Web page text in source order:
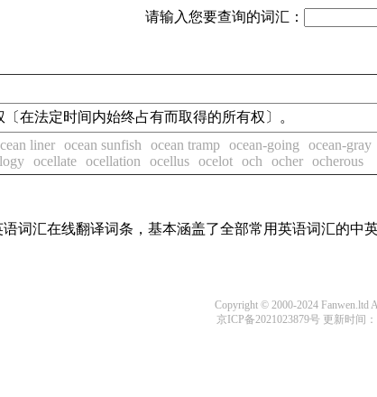
请输入您要查询的词汇：
〔在法定时间内始终占有而取得的所有权〕。
liner ocean sunfish ocean tramp ocean-going ocean-gray
ocellate ocellation ocellus ocelot och ocher ocherous
词汇在线翻译词条，基本涵盖了全部常用英语词汇的中
Copyright © 2000-2024 Fanwen.ltd
京ICP备2021023879号更新时间：